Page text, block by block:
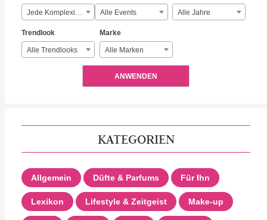
Jede Komplexität Alle Events Alle Jahre
Trendlook
Alle Trendlooks
Marke
Alle Marken
ANWENDEN
KATEGORIEN
Allgemein Düfte & Parfums Für Ihn
Lexikon Lifestyle & Zeitgeist Make-up